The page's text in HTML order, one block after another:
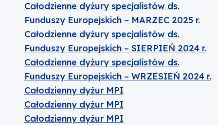
Całodzienne dyżury specjalistów ds.
Funduszy Europejskich – MARZEC 2025 r.
Całodzienne dyżury specjalistów ds.
Funduszy Europejskich – SIERPIEŃ 2024 r.
Całodzienne dyżury specjalistów ds.
Funduszy Europejskich – WRZESIEŃ 2024 r.
Całodzienny dyżur MPI
Całodzienny dyżur MPI
Całodzienny dyżur MPI